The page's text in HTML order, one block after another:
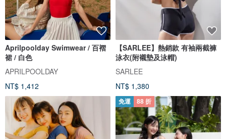
Aprilpoolday Swimwear / 百褶
裙 / 白色
APRILPOOLDAY
NT$ 1,412
【SARLEE】熱銷款 有袖兩截褲
泳衣(附襯墊及泳帽)
SARLEE
NT$ 1,380
免運 88 折